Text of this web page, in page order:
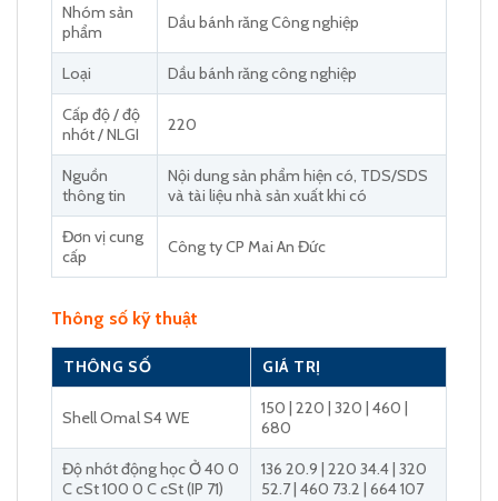
Nhóm sản
phẩm
Dầu bánh răng Công nghiệp
Loại Dầu bánh răng công nghiệp
Cấp độ / độ
nhớt / NLGI
220
Nguồn
thông tin
Nội dung sản phẩm hiện có, TDS/SDS
và tài liệu nhà sản xuất khi có
Đơn vị cung
cấp
Công ty CP Mai An Đức
Thông số kỹ thuật
THÔNG SỐ GIÁ TRỊ
Shell Omal S4 WE
150 | 220 | 320 | 460 |
680
Độ nhớt động học Ở 40 0
C cSt 100 0 C cSt (IP 71)
136 20.9 | 220 34.4 | 320
52.7 | 460 73.2 | 664 107